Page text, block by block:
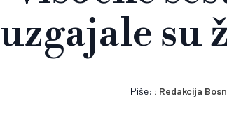
uzgajale su
Piše: Redakcija